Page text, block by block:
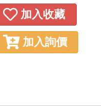
加入收藏
加入詢價